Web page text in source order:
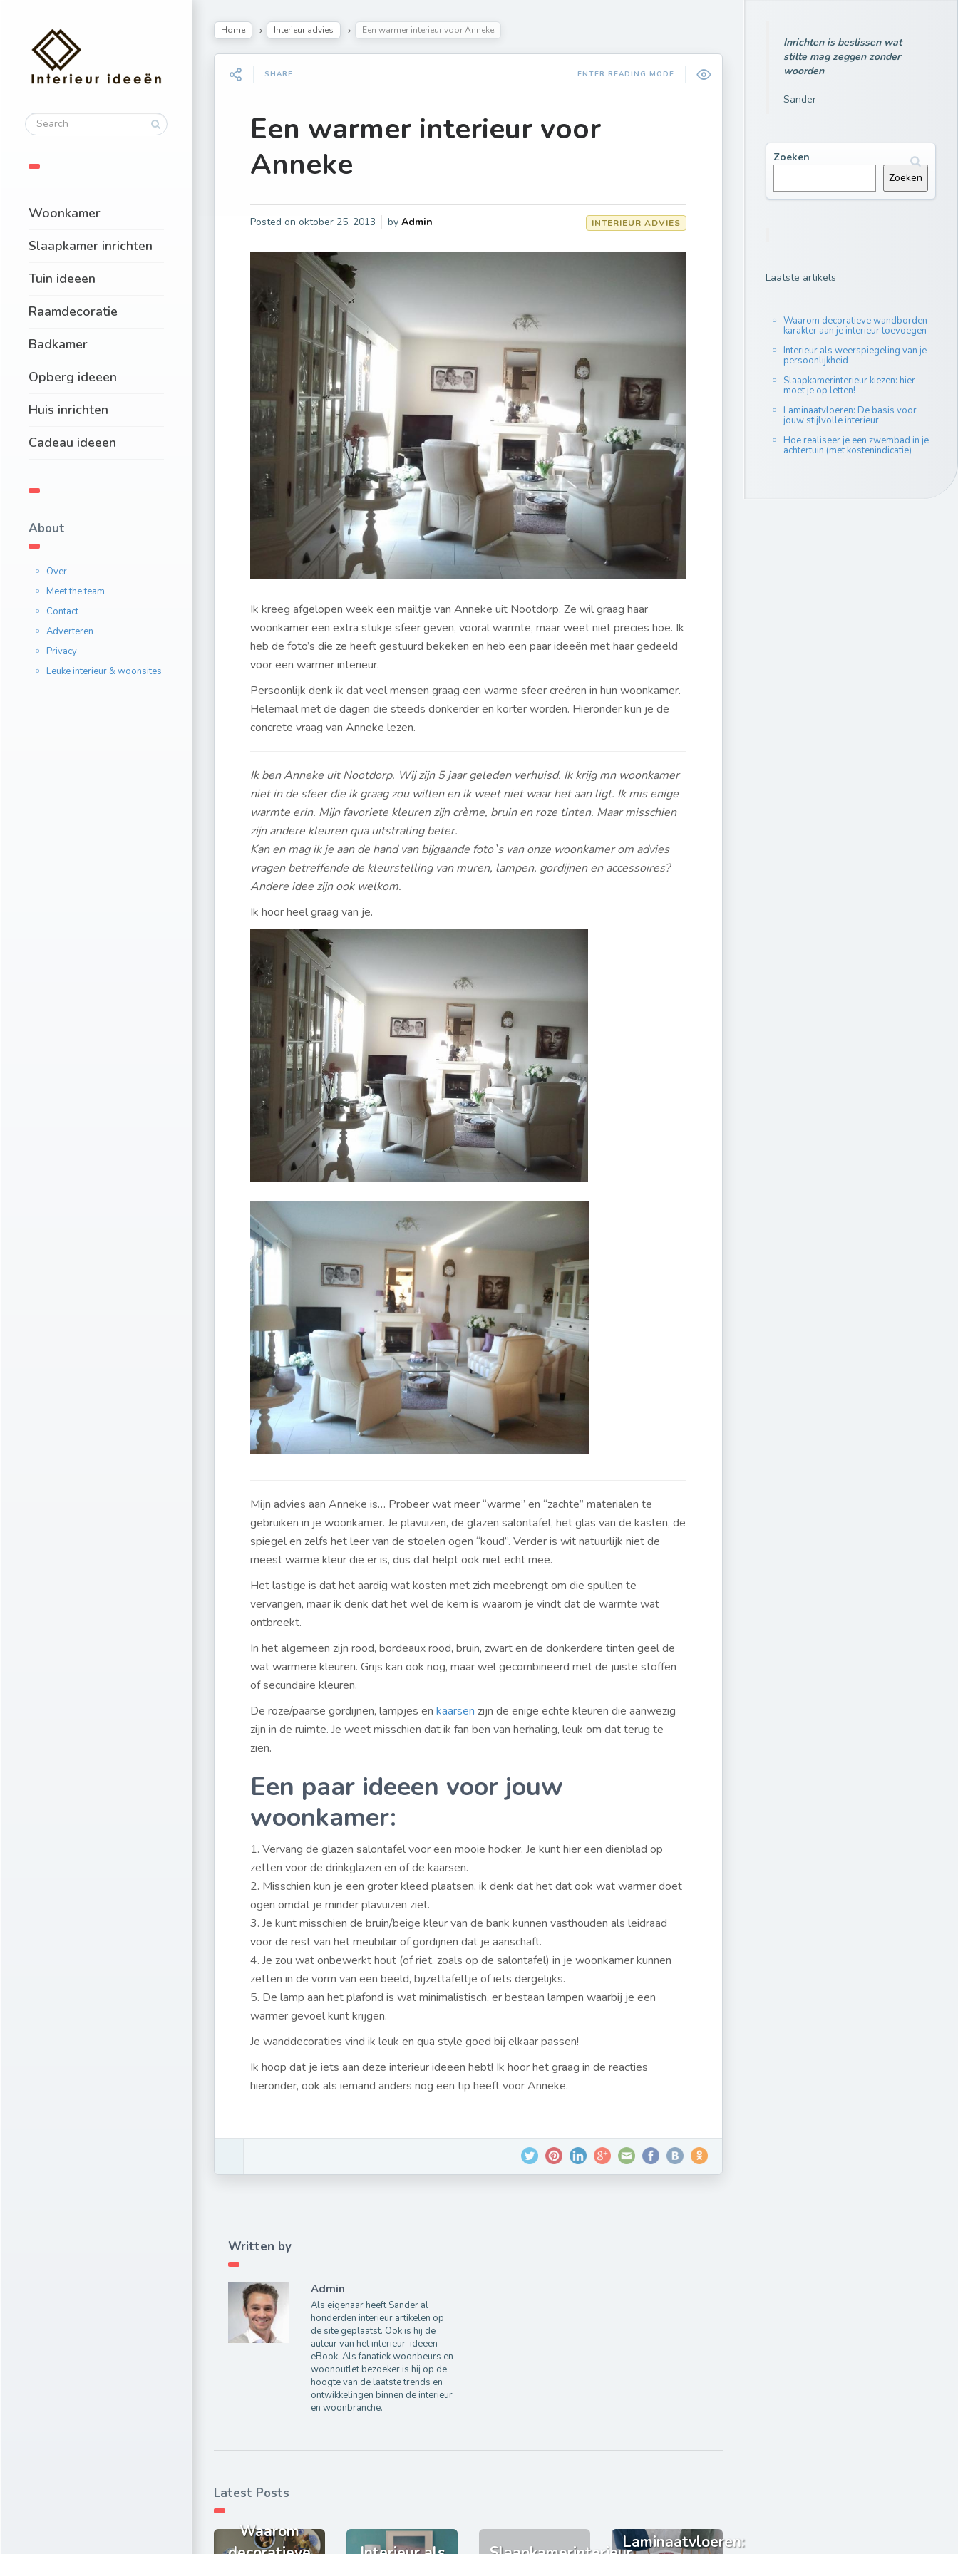
Woonkamer
Slaapkamer inrichten
Tuin ideeen
Raamdecoratie
Badkamer
Opberg ideeen
Huis inrichten
Cadeau ideeen
About
Over
Meet the team
Contact
Adverteren
Privacy
Leuke interieur & woonsites
Home Interieur advies Een warmer interieur voor Anneke
SHARE ENTER READING MODE
Een warmer interieur voor
Anneke
Posted on oktober 25, 2013 by Admin INTERIEUR ADVIES
Ik kreeg afgelopen week een mailtje van Anneke uit Nootdorp. Ze wil graag haar
woonkamer een extra stukje sfeer geven, vooral warmte, maar weet niet precies hoe. Ik
heb de foto’s die ze heeft gestuurd bekeken en heb een paar ideeën met haar gedeeld
voor een warmer interieur.
Persoonlijk denk ik dat veel mensen graag een warme sfeer creëren in hun woonkamer.
Helemaal met de dagen die steeds donkerder en korter worden. Hieronder kun je de
concrete vraag van Anneke lezen.
Ik ben Anneke uit Nootdorp. Wij zijn 5 jaar geleden verhuisd. Ik krijg mn woonkamer
niet in de sfeer die ik graag zou willen en ik weet niet waar het aan ligt. Ik mis enige
warmte erin. Mijn favoriete kleuren zijn crème, bruin en roze tinten. Maar misschien
zijn andere kleuren qua uitstraling beter.
Kan en mag ik je aan de hand van bijgaande foto`s van onze woonkamer om advies
vragen betreffende de kleurstelling van muren, lampen, gordijnen en accessoires?
Andere idee zijn ook welkom.
Ik hoor heel graag van je.
Mijn advies aan Anneke is… Probeer wat meer “warme” en “zachte” materialen te
gebruiken in je woonkamer. Je plavuizen, de glazen salontafel, het glas van de kasten, de
spiegel en zelfs het leer van de stoelen ogen “koud”. Verder is wit natuurlijk niet de
meest warme kleur die er is, dus dat helpt ook niet echt mee.
Het lastige is dat het aardig wat kosten met zich meebrengt om die spullen te
vervangen, maar ik denk dat het wel de kern is waarom je vindt dat de warmte wat
ontbreekt.
In het algemeen zijn rood, bordeaux rood, bruin, zwart en de donkerdere tinten geel de
wat warmere kleuren. Grijs kan ook nog, maar wel gecombineerd met de juiste stoffen
of secundaire kleuren.
De roze/paarse gordijnen, lampjes en kaarsen zijn de enige echte kleuren die aanwezig
zijn in de ruimte. Je weet misschien dat ik fan ben van herhaling, leuk om dat terug te
zien.
Een paar ideeen voor jouw
woonkamer:
1. Vervang de glazen salontafel voor een mooie hocker. Je kunt hier een dienblad op
zetten voor de drinkglazen en of de kaarsen.
2. Misschien kun je een groter kleed plaatsen, ik denk dat het dat ook wat warmer doet
ogen omdat je minder plavuizen ziet.
3. Je kunt misschien de bruin/beige kleur van de bank kunnen vasthouden als leidraad
voor de rest van het meubilair of gordijnen dat je aanschaft.
4. Je zou wat onbewerkt hout (of riet, zoals op de salontafel) in je woonkamer kunnen
zetten in de vorm van een beeld, bijzettafeltje of iets dergelijks.
5. De lamp aan het plafond is wat minimalistisch, er bestaan lampen waarbij je een
warmer gevoel kunt krijgen.
Je wanddecoraties vind ik leuk en qua style goed bij elkaar passen!
Ik hoop dat je iets aan deze interieur ideeen hebt! Ik hoor het graag in de reacties
hieronder, ook als iemand anders nog een tip heeft voor Anneke.
Written by
Admin
Als eigenaar heeft Sander al
honderden interieur artikelen op
de site geplaatst. Ook is hij de
auteur van het interieur-ideeen
eBook. Als fanatiek woonbeurs en
woonoutlet bezoeker is hij op de
hoogte van de laatste trends en
ontwikkelingen binnen de interieur
en woonbranche.
Latest Posts
Waarom
Laminaatvloeren:
Inrichten is beslissen wat
stilte mag zeggen zonder
woorden
Sander
Zoeken
Zoeken
Laatste artikels
Waarom decoratieve wandborden
karakter aan je interieur toevoegen
Interieur als weerspiegeling van je
persoonlijkheid
Slaapkamerinterieur kiezen: hier
moet je op letten!
Laminaatvloeren: De basis voor
jouw stijlvolle interieur
Hoe realiseer je een zwembad in je
achtertuin (met kostenindicatie)